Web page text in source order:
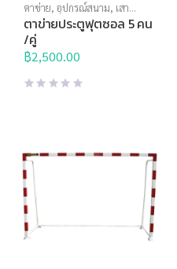
ตาข่าย,อุปกรณ์สนาม, เสา
ประตู แป้นบาส
ตาข่ายประตูฟุตซอล 5 คน
/คู่
฿2,500.00